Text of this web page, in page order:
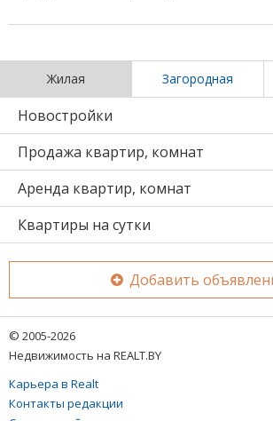
Жилая Загородная
Новостройки
Продажа квартир, комнат
Аренда квартир, комнат
Квартиры на сутки
Добавить
© 2005-2026
Недвижимость на REALT.BY
Карьера в Realt
Контакты редакции